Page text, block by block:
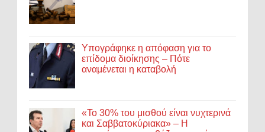
Υπογράφηκε η απόφαση για το
επίδομα διοίκησης – Πότε
αναμένεται η καταβολή
«Το 30% του μισθού είναι νυχτερινά
και Σαββατοκύριακα» – Η